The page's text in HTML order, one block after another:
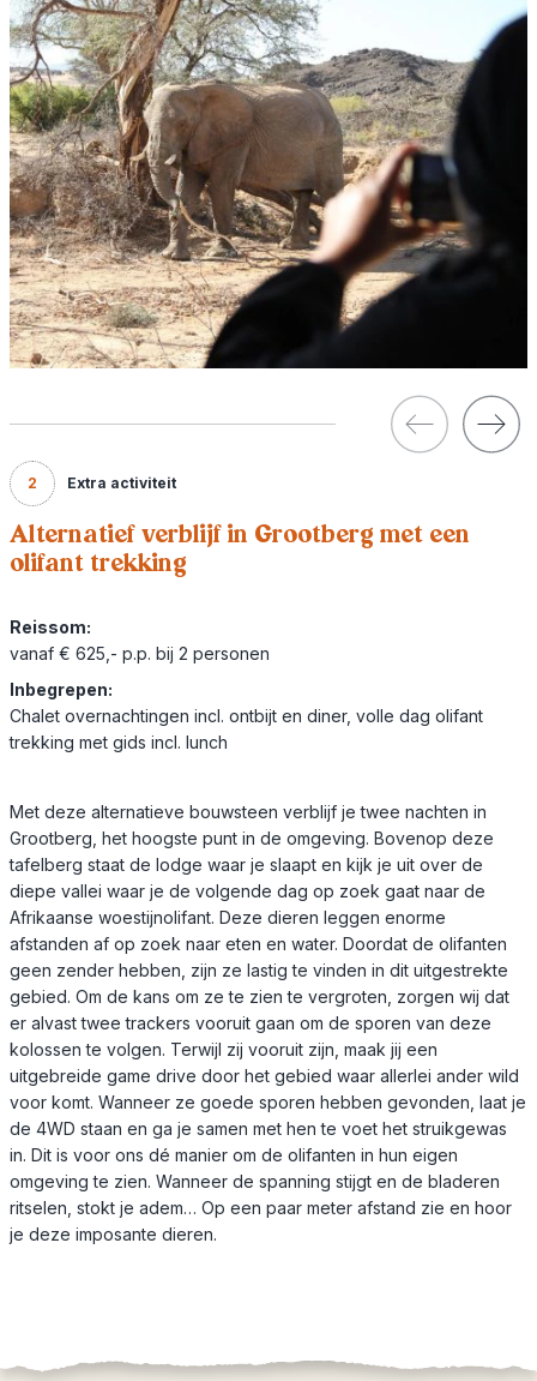
2 Extra activiteit
Alternatief verblijf in Grootberg met een
olifant trekking
Reissom:
vanaf € 625,- p.p. bij 2 personen
Inbegrepen:
Chalet overnachtingen incl. ontbijt en diner, volle dag olifant
trekking met gids incl. lunch
Met deze alternatieve bouwsteen verblijf je twee nachten in
Grootberg, het hoogste punt in de omgeving. Bovenop deze
tafelberg staat de lodge waar je slaapt en kijk je uit over de
diepe vallei waar je de volgende dag op zoek gaat naar de
Afrikaanse woestijnolifant. Deze dieren leggen enorme
afstanden af op zoek naar eten en water. Doordat de olifanten
geen zender hebben, zijn ze lastig te vinden in dit uitgestrekte
gebied. Om de kans om ze te zien te vergroten, zorgen wij dat
er alvast twee trackers vooruit gaan om de sporen van deze
kolossen te volgen. Terwijl zij vooruit zijn, maak jij een
uitgebreide game drive door het gebied waar allerlei ander wild
voor komt. Wanneer ze goede sporen hebben gevonden, laat je
de 4WD staan en ga je samen met hen te voet het struikgewas
in. Dit is voor ons dé manier om de olifanten in hun eigen
omgeving te zien. Wanneer de spanning stijgt en de bladeren
ritselen, stokt je adem… Op een paar meter afstand zie en hoor
je deze imposante dieren.